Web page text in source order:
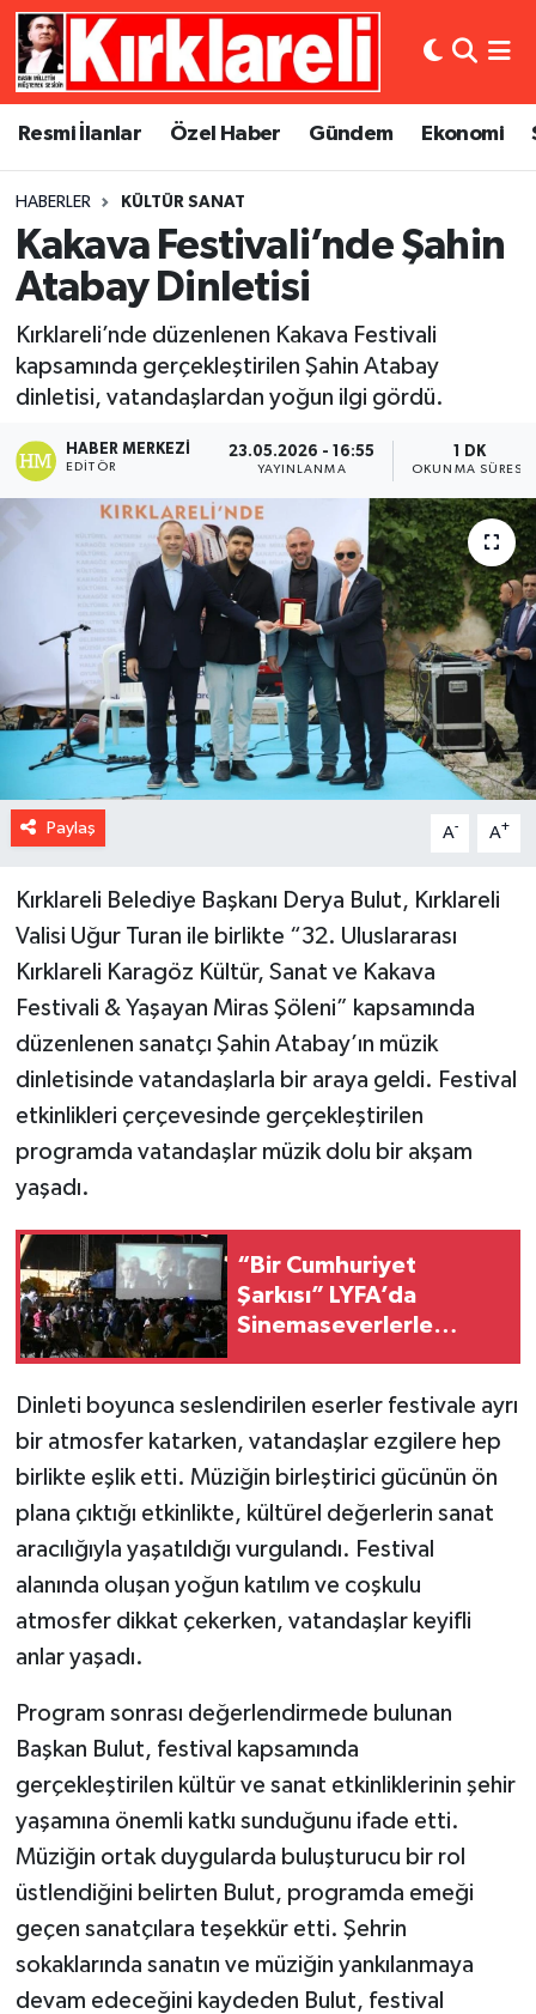
Resmi İlanlar Özel Haber Gündem Ekonomi
HABERLER KÜLTÜR SANAT
Kakava Festivali’nde Şahin
Atabay Dinletisi
Kırklareli’nde düzenlenen Kakava Festivali
kapsamında gerçekleştirilen Şahin Atabay
dinletisi, vatandaşlardan yoğun ilgi gördü.
HABER MERKEZI
EDITÖR
23.05.2026 - 16:55
YAYINLANMA
1 DK
OKUNMA SÜRESI
Paylaş A- A+
Kırklareli Belediye Başkanı Derya Bulut, Kırklareli
Valisi Uğur Turan ile birlikte “32. Uluslararası
Kırklareli Karagöz Kültür, Sanat ve Kakava
Festivali & Yaşayan Miras Şöleni” kapsamında
düzenlenen sanatçı Şahin Atabay’ın müzik
dinletisinde vatandaşlarla bir araya geldi. Festival
etkinlikleri çerçevesinde gerçekleştirilen
programda vatandaşlar müzik dolu bir akşam
yaşadı.
“Bir Cumhuriyet
Şarkısı” LYFA’da
Sinemaseverlerle
Dinleti boyunca seslendirilen eserler festivale ayrı
bir atmosfer katarken, vatandaşlar ezgilere hep
birlikte eşlik etti. Müziğin birleştirici gücünün ön
plana çıktığı etkinlikte, kültürel değerlerin sanat
aracılığıyla yaşatıldığı vurgulandı. Festival
alanında oluşan yoğun katılım ve coşkulu
atmosfer dikkat çekerken, vatandaşlar keyifli
anlar yaşadı.
Program sonrası değerlendirmede bulunan
Başkan Bulut, festival kapsamında
gerçekleştirilen kültür ve sanat etkinliklerinin şehir
yaşamına önemli katkı sunduğunu ifade etti.
Müziğin ortak duygularda buluşturucu bir rol
üstlendiğini belirten Bulut, programda emeği
geçen sanatçılara teşekkür etti. Şehrin
sokaklarında sanatın ve müziğin yankılanmaya
devam edeceğini kaydeden Bulut, festival
Resmi İlanlar
Gündem
Ekonomi
Siyaset
Spor
Asayiş
Dünya
Eğitim
Kültür Sanat
Magazin
Medya
Sağlık
Künye
Gizlilik Sözleşmesi
Merkez Nöbetçi Eczaneler
Merkez Trafik Yoğunluk Haritası
Süper Lig Puan Durumu ve Fikstür
Tüm Manşetler
Son Dakika Haberleri
Haber Arşivi